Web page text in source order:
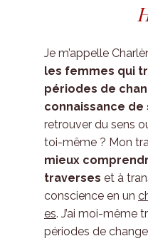
Je m’appelle
les femmes qui
périodes de
connaissance de
retrouver du sens
toi-même ? Mon
mieux
traverses et à
conscience en un
es. J’ai moi-même
périodes de